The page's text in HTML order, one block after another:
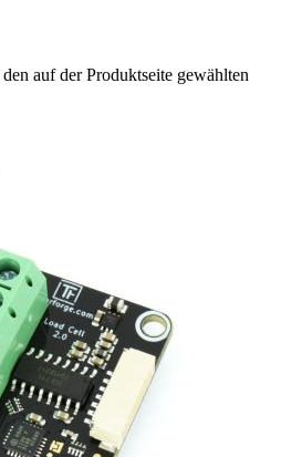
auf der Produktseite gewählten